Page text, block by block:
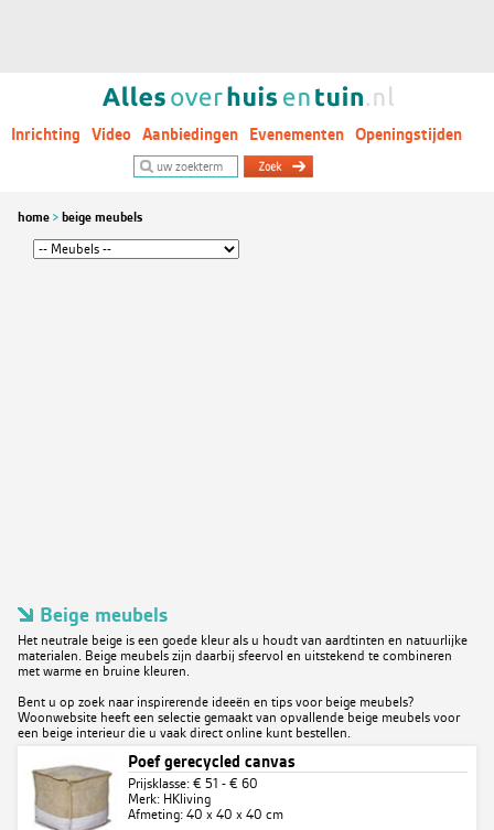
Inrichting Video Aanbiedingen Evenementen Openingstijden
home beige meubels
Beige meubels
Het neutrale beige is een goede kleur als u houdt van aardtinten en natuurlijke
materialen. Beige meubels zijn daarbij sfeervol en uitstekend te combineren
met warme en bruine kleuren.
Bent u op zoek naar inspirerende ideeën en tips voor beige meubels?
Woonwebsite heeft een selectie gemaakt van opvallende beige meubels voor
een beige interieur die u vaak direct online kunt bestellen.
Poef gerecycled canvas
Prijsklasse: € 51 - € 60
Merk: HKliving
Afmeting: 40 x 40 x 40 cm